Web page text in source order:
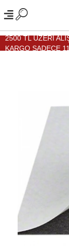
2500 TL ÜZERİ
KARGO SADECE